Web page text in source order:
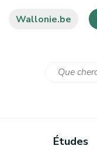
Wallonie.be
Études